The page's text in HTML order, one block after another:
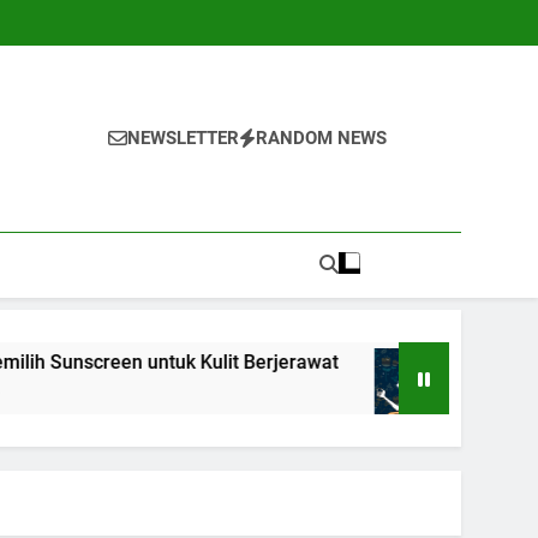
NEWSLETTER RANDOM NEWS
Kulit Berjerawat 7 Teknik Self-Talk
1 Tahun Ago